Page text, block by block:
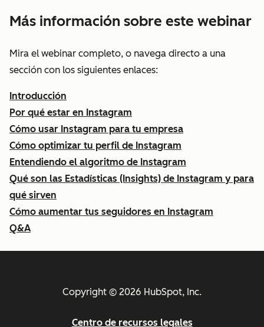
Más información sobre este webinar
Mira el webinar completo, o navega directo a una
sección con los siguientes enlaces:
Introducción
Por qué estar en Instagram
Cómo usar Instagram para tu empresa
Cómo optimizar tu perfil de Instagram
Entendiendo el algoritmo de Instagram
Qué son las Estadísticas (Insights) de Instagram y para
qué sirven
Cómo aumentar tus seguidores en Instagram
Q&A
Copyright © 2026 HubSpot, Inc.
Centro de recursos legales